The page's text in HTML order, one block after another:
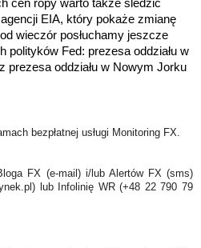
cen ropy warto także śledzić
EIA, który pokaże zmianę
wieczór posłuchamy jeszcze
polityków Fed: prezesa oddziału w
prezesa oddziału w Nowym Jorku
bezpłatnej usługi Monitoring FX.
FX (e-mail) i/lub Alertów FX (sms)
lub Infolinię WR (+48 22 790 79